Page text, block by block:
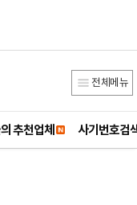
전체메뉴
추천업체 사기번호검